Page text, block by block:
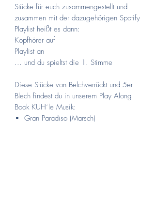
Stücke für euch zusammengestellt und
zusammen mit der dazugehörigen Spotify
Playlist heißt es dann:
Kopfhörer auf
Playlist an
... und du spieltst die 1. Stimme
Diese Stücke von Belchverrückt und 5er
Blech findest du in unserem Play Along
Book KUH´le Musik:
Gran Paradiso (Marsch)